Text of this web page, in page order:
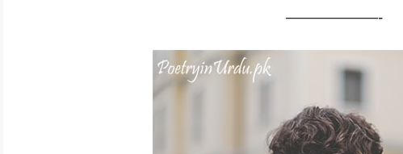
——————-